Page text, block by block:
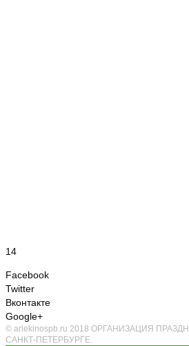
14
Facebook
Twitter
Вконтакте
Google+
© arlekinospb.ru 2018 ОРГАНИЗАЦИЯ
САНКТ-ПЕТЕРБУРГЕ.